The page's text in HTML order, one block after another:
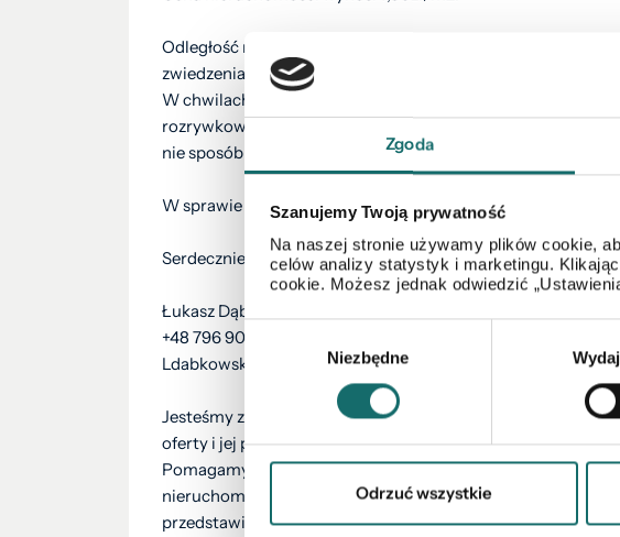
Zgoda
Szanujemy Twoją prywatność
Na naszej stronie używamy plików cookie,
celów analizy statystyk i marketingu.
cookie. Możesz jednak odwiedzić
Wybór
zgody
Niezbędne
Odrzuć wszystkie
Odległość niespełna 16 km od Ełku zapewnia możliwość
zwiedzenia ciekawych miejsc Ziemi Ełckiej.
W chwilach odpoczynku warto skorzystać również z bogatej
rozrywkowej miasta tj. festiwali, koncertów, konkursów
nie sposób wszystkich wymienić.
W sprawie dodatkowych informacji zachęcam do kontaktu.
Serdecznie polecam.
Łukasz Dąbkowski
+48 796 903 896
Ldabkowski@polnoc.pl
Jesteśmy z Państwem na każdym etapie procesu zakupu
oferty i jej prezentacji po finalizację transakcji i przekazanie
Pomagamy we wszelkich formalnościach związanych z
nieruchomości. Nasz doradca kredytowy bezpłatnie
przedstawi najkorzystniejszą propozycję spośród oferty 20